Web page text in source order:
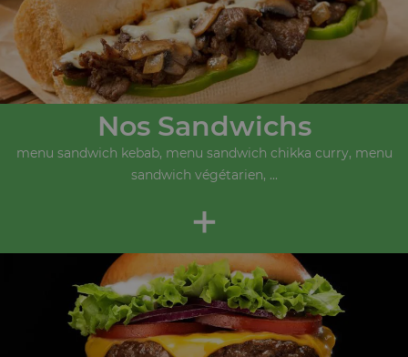
Nos Sandwichs
menu sandwich kebab, menu sandwich chikka curry, menu
sandwich végétarien, ...
+